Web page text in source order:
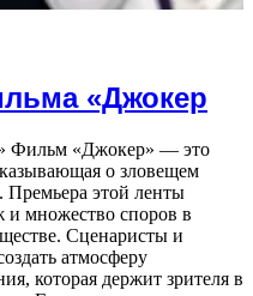
«Джокер
Фильм «Джокер» — это
о зловещем
Премьера этой ленты
множество споров в
Сценаристы и
атмосферу
которая держит зрителя в